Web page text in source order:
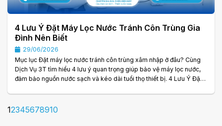
4 Lưu Ý Đặt Máy Lọc Nước Tránh Côn Trùng Gia
Đình Nên Biết
29/06/2026
Mục lục Đặt máy lọc nước tránh côn trùng xâm nhập ở đâu? Cùng
Dịch Vụ 3T tìm hiểu 4 lưu ý quan trọng giúp bảo vệ máy lọc nước,
đảm bảo nguồn nước sạch và kéo dài tuổi thọ thiết bị. 4 Lưu Ý Đặt
và an toàn cho sinh hoạt hằng ngày. Tuy nhiên, nhiều người chỉ
12345678910